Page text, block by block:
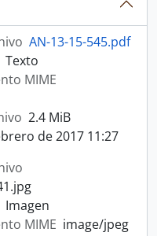
AN-13-15-545.pdf
Texto
MIME
2.4 MiB
de 2017 11:27
Imagen
MIME image/jpeg